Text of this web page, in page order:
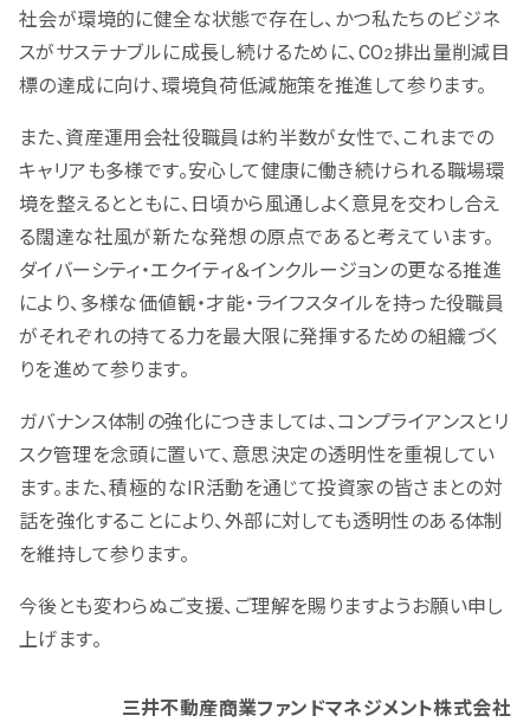
社会が環境的に健全な状態で存在し、かつ私たちのビジネ
スがサステナブルに成長し続けるために、CO2排出量削減目
標の達成に向け、環境負荷低減施策を推進して参ります。
また、資産運用会社役職員は約半数が女性で、これまでの
キャリアも多様です。安心して健康に働き続けられる職場環
境を整えるとともに、日頃から風通しよく意見を交わし合え
る闊達な社風が新たな発想の原点であると考えています。
ダイバーシティ・エクイティ＆インクルージョンの更なる推進
により、多様な価値観・才能・ライフスタイルを持った役職員
がそれぞれの持てる力を最大限に発揮するための組織づく
りを進めて参ります。
ガバナンス体制の強化につきましては、コンプライアンスとリ
スク管理を念頭に置いて、意思決定の透明性を重視してい
ます。また、積極的なIR活動を通じて投資家の皆さまとの対
話を強化することにより、外部に対しても透明性のある体制
を維持して参ります。
今後とも変わらぬご支援、ご理解を賜りますようお願い申し
上げます。
三井不動産商業ファンドマネジメント株式会社